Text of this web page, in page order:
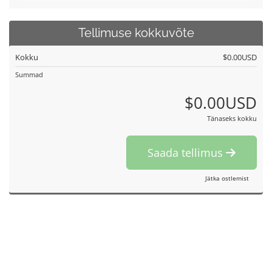
Tellimuse kokkuvõte
Kokku $0.00USD
Summad
$0.00USD
Tänaseks kokku
Saada tellimus
Jätka ostlemist